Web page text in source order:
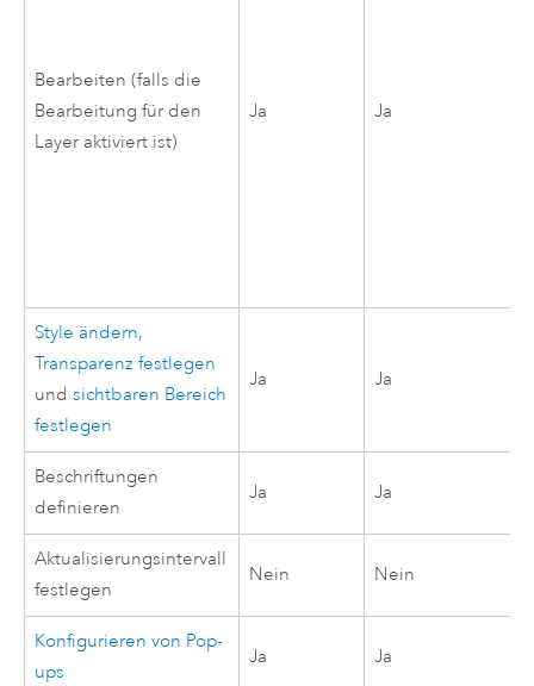
Bearbeiten (falls die
Bearbeitung für den
Layer aktiviert ist)
Ja Ja
Style ändern,
Transparenz festlegen
undsichtbaren Bereich
festlegen
Ja Ja
Beschriftungen
definieren
Ja Ja
Aktualisierungsintervall
festlegen
Nein Nein
Konfigurieren von Pop-
ups
Ja Ja